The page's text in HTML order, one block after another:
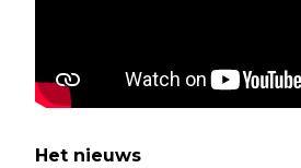
Het nieuws